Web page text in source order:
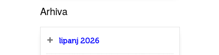
Arhiva
lipanj 2026